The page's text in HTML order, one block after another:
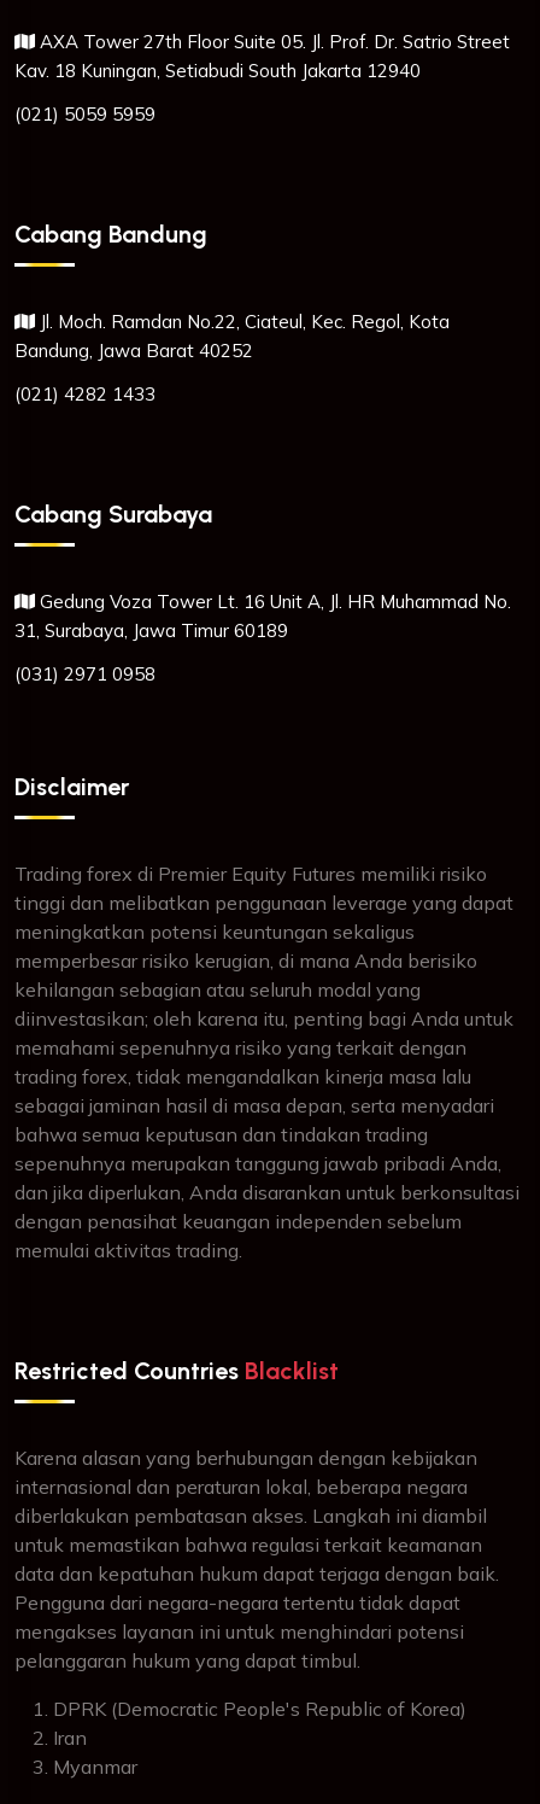
AXA Tower 27th Floor Suite 05. Jl. Prof. Dr. Satrio Street
Kav. 18 Kuningan, Setiabudi South Jakarta 12940
(021) 5059 5959
Cabang Bandung
Jl. Moch. Ramdan No.22, Ciateul, Kec. Regol, Kota
Bandung, Jawa Barat 40252
(021) 4282 1433
Cabang Surabaya
Gedung Voza Tower Lt. 16 Unit A, Jl. HR Muhammad No.
31, Surabaya, Jawa Timur 60189
(031) 2971 0958
Disclaimer
Trading forex di Premier Equity Futures memiliki risiko
tinggi dan melibatkan penggunaan leverage yang dapat
meningkatkan potensi keuntungan sekaligus
memperbesar risiko kerugian, di mana Anda berisiko
kehilangan sebagian atau seluruh modal yang
diinvestasikan; oleh karena itu, penting bagi Anda untuk
memahami sepenuhnya risiko yang terkait dengan
trading forex, tidak mengandalkan kinerja masa lalu
sebagai jaminan hasil di masa depan, serta menyadari
bahwa semua keputusan dan tindakan trading
sepenuhnya merupakan tanggung jawab pribadi Anda,
dan jika diperlukan, Anda disarankan untuk berkonsultasi
dengan penasihat keuangan independen sebelum
memulai aktivitas trading.
Restricted Countries Blacklist
Karena alasan yang berhubungan dengan kebijakan
internasional dan peraturan lokal, beberapa negara
diberlakukan pembatasan akses. Langkah ini diambil
untuk memastikan bahwa regulasi terkait keamanan
data dan kepatuhan hukum dapat terjaga dengan baik.
Pengguna dari negara-negara tertentu tidak dapat
mengakses layanan ini untuk menghindari potensi
pelanggaran hukum yang dapat timbul.
DPRK (Democratic People's Republic of Korea)
Iran
Myanmar